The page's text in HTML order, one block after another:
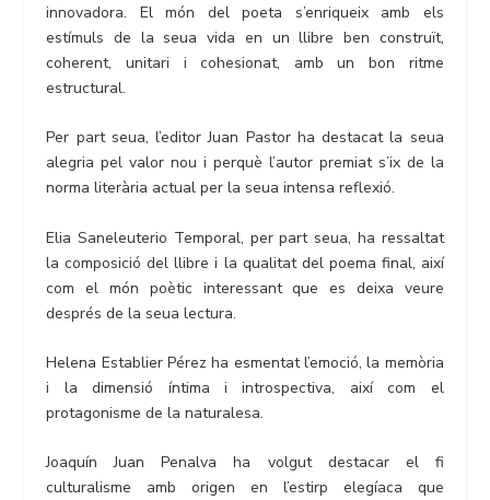
innovadora. El món del poeta s’enriqueix amb els
estímuls de la seua vida en un llibre ben construït,
coherent, unitari i cohesionat, amb un bon ritme
estructural.
Per part seua, l’editor Juan Pastor ha destacat la seua
alegria pel valor nou i perquè l’autor premiat s’ix de la
norma literària actual per la seua intensa reflexió.
Elia Saneleuterio Temporal, per part seua, ha ressaltat
la composició del llibre i la qualitat del poema final, així
com el món poètic interessant que es deixa veure
després de la seua lectura.
Helena Establier Pérez ha esmentat l’emoció, la memòria
i la dimensió íntima i introspectiva, així com el
protagonisme de la naturalesa.
Joaquín Juan Penalva ha volgut destacar el fi
culturalisme amb origen en l’estirp elegíaca que